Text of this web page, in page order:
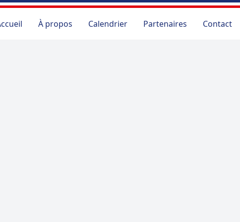
À propos Calendrier Partenaires Contact